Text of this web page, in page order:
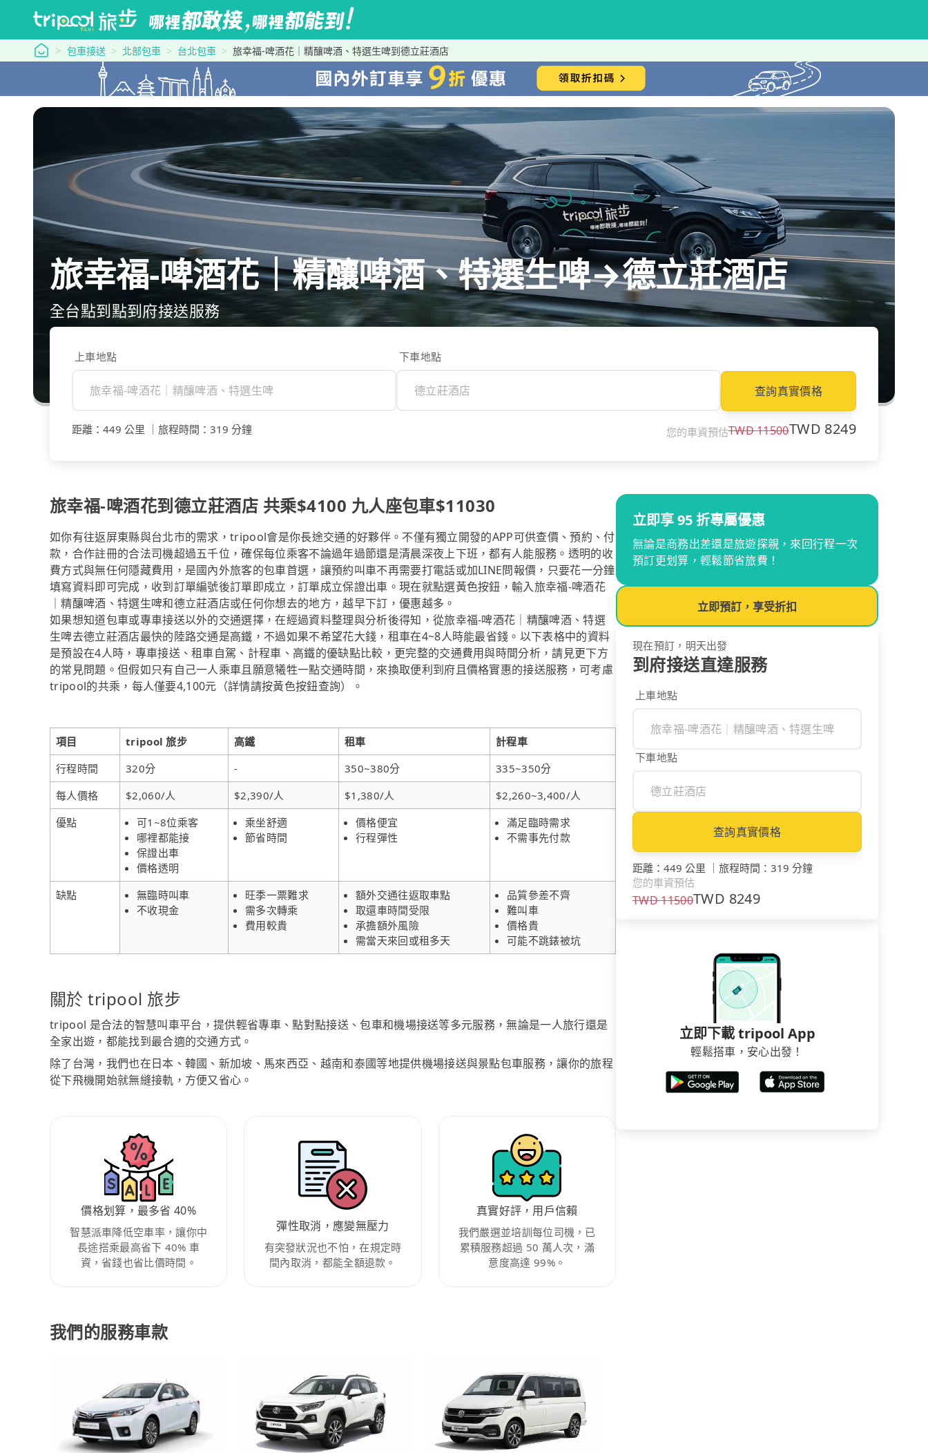
tripool 旅步
包車接送 北部包車 台北包車 旅幸福-啤酒花｜精釀啤酒、特選生啤到德立莊酒店
旅幸福-啤酒花｜精釀啤酒、特選生啤→德立莊酒店
全台點到點到府接送服務
上車地點 下車地點
查詢真實價格
距離 ： 449 公里 旅程時間 ： 319 分鐘 您的車資預估TWD11500TWD 8249
旅幸福-啤酒花到德立莊酒店 共乘$4100 九人座包車$11030
如你有往返屏東縣與台北市的需求，tripool會是你長途交通的好夥伴。不僅有獨立開發的APP可供查價、預約、付
款，合作註冊的合法司機超過五千位，確保每位乘客不論過年過節還是清晨深夜上下班，都有人能服務。透明的收
費方式與無任何隱藏費用，是國內外旅客的包車首選，讓預約叫車不再需要打電話或加LINE問報價，只要花一分鐘
填寫資料即可完成，收到訂單編號後訂單即成立，訂單成立保證出車。現在就點選黃色按鈕，輸入旅幸福-啤酒花
｜精釀啤酒、特選生啤和德立莊酒店或任何你想去的地方，越早下訂，優惠越多。
如果想知道包車或專車接送以外的交通選擇，在經過資料整理與分析後得知，從旅幸福-啤酒花｜精釀啤酒、特選
生啤去德立莊酒店最快的陸路交通是高鐵，不過如果不希望花大錢，租車在4~8人時能最省錢。以下表格中的資料
是預設在4人時，專車接送、租車自駕、計程車、高鐵的優缺點比較，更完整的交通費用與時間分析，請見更下方
的常見問題。但假如只有自己一人乘車且願意犧牲一點交通時間，來換取便利到府且價格實惠的接送服務，可考慮
tripool的共乘，每人僅要4,100元（詳情請按黃色按鈕查詢）。
項目 tripool 旅步 高鐵 租車
計程車
行程時間
320分 - 350~380分
335~350分
每人價格
$2,060/人 $2,390/人 $1,380/人
$2,260~3,400/人
優點
可1~8位乘客
哪裡都能接
保證出車
價格透明
乘坐舒適
節省時間
價格便宜
行程彈性
滿足臨時需求
不需事先付款
缺點
無臨時叫車
不收現金
旺季一票難求
需多次轉乘
費用較貴
額外交通往返取車點
取還車時間受限
承擔額外風險
需當天來回或租多天
品質參差不齊
難叫車
價格貴
可能不跳錶被坑
關於 tripool 旅步
tripool 是合法的智慧叫車平台，提供輕省專車、點對點接送、包車和機場接送等多元服務，無論是一人旅行還是
全家出遊，都能找到最合適的交通方式。
除了台灣，我們也在日本、韓國、新加坡、馬來西亞、越南和泰國等地提供機場接送與景點包車服務，讓你的旅程
從下飛機開始就無縫接軌，方便又省心。
價格划算，最多省 40%
智慧派車降低空車率，讓你中
長途搭乘最高省下 40% 車
資，省錢也省比價時間。
彈性取消，應變無壓力
有突發狀況也不怕，在規定時
間內取消，都能全額退款。
真實好評，用戶信賴
我們嚴選並培訓每位司機，已
累積服務超過 50 萬人次，滿
意度高達 99%。
我們的服務車款
立即享 95 折專屬優惠
無論是商務出差還是旅遊探親，來回行程一次
預訂更划算，輕鬆節省旅費！
立即預訂，享受折扣
現在預訂，明天出發
到府接送直達服務
上車地點
下車地點
查詢真實價格
距離 ： 449 公里 ｜ 旅程時間 ： 319 分鐘
您的車資預估
TWD11500TWD 8249
立即下載 tripool App
輕鬆搭車，安心出發！